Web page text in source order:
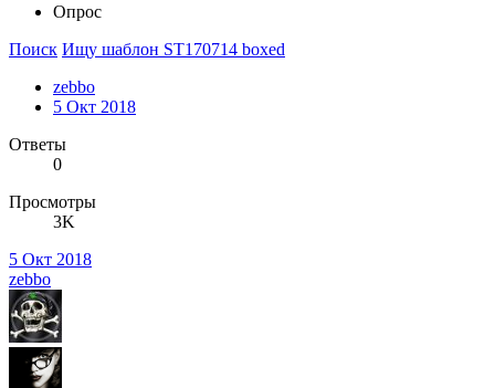
Опрос
Поиск Ищу шаблон ST170714 boxed
zebbo
5 Окт 2018
Ответы
0
Просмотры
3K
5 Окт 2018
zebbo